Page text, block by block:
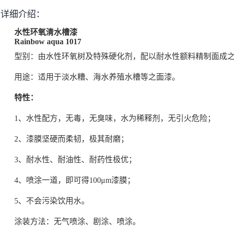
详细介绍：
水性环氧清水槽漆
Rainbow aqua 1017
型别：由水性环氧树及特殊硬化剂，配以耐水性额料精制面成
用途：适用于淡水糟、海水养殖水槽等之面漆。
特性：
1、水性配方，无毒，无臭味，水为稀释剂，无引火危险；
2、漆膜坚硬而柔韧，极其耐磨；
3、耐水性、耐油性、耐药性极优；
4、喷涂一道，即可得100μm漆膜；
5、不会污染饮用水。
涂装方法：无气喷涂、剧涂、喷涂。